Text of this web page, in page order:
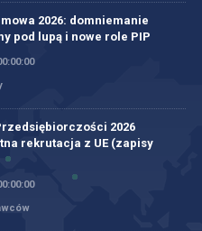
2026: domniemanie
pod lupą i nowe role PIP
2026
rekrutacja z UE (zapisy